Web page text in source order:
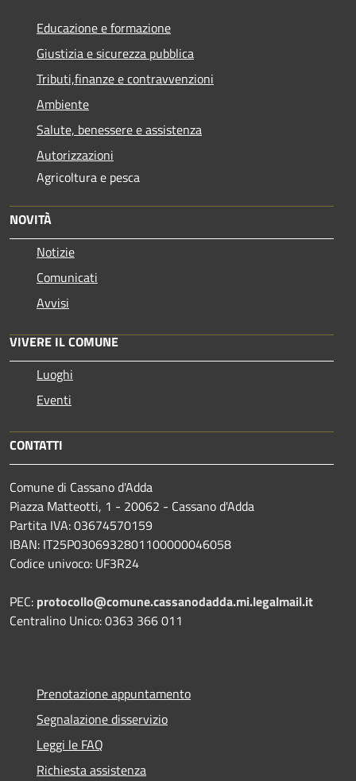
Educazione e formazione
Giustizia e sicurezza pubblica
Tributi,finanze e contravvenzioni
Ambiente
Salute, benessere e assistenza
Autorizzazioni
Agricoltura e pesca
NOVITÀ
Notizie
Comunicati
Avvisi
VIVERE IL COMUNE
Luoghi
Eventi
CONTATTI
Comune di Cassano d'Adda
Piazza Matteotti, 1 - 20062 - Cassano d'Adda
Partita IVA: 03674570159
IBAN: IT25P0306932801100000046058
Codice univoco: UF3R24
PEC: protocollo@comune.cassanodadda.mi.legalmail.it
Centralino Unico: 0363 366 011
Prenotazione appuntamento
Segnalazione disservizio
Leggi le FAQ
Richiesta assistenza